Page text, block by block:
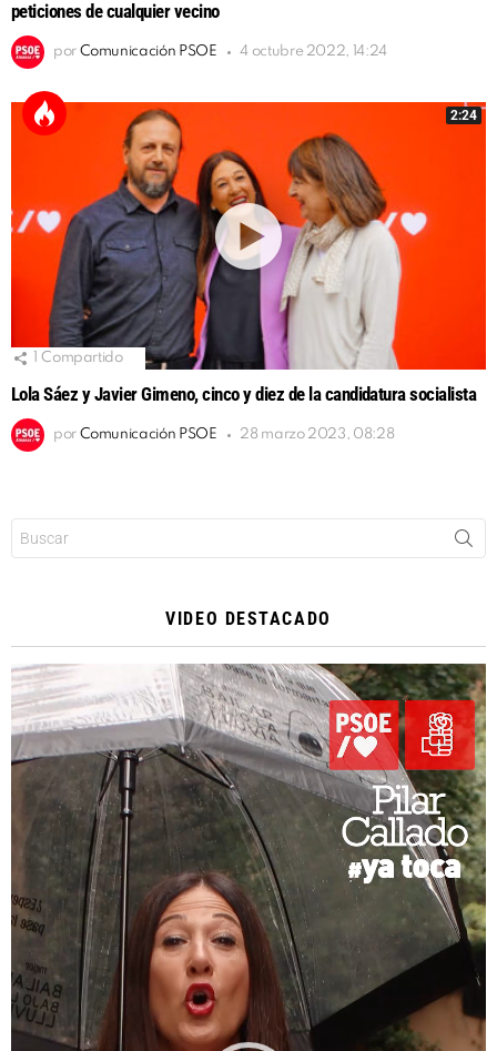
peticiones de cualquier vecino
por Comunicación PSOE 4 octubre 2022, 14:24
2:24
Compartido
Lola Sáez y Javier Gimeno, cinco y diez de la candidatura socialista
por Comunicación PSOE 28 marzo 2023, 08:28
VIDEO DESTACADO
Reproductor
de
vídeo